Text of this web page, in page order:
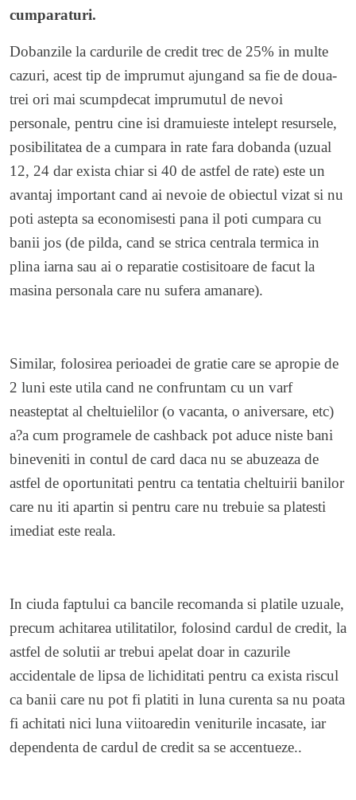
cumparaturi.
Dobanzile la cardurile de credit trec de 25% in multe
cazuri, acest tip de imprumut ajungand sa fie de doua-
trei ori mai scumpdecat imprumutul de nevoi
personale, pentru cine isi dramuieste intelept resursele,
posibilitatea de a cumpara in rate fara dobanda (uzual
12, 24 dar exista chiar si 40 de astfel de rate) este un
avantaj important cand ai nevoie de obiectul vizat si nu
poti astepta sa economisesti pana il poti cumpara cu
banii jos (de pilda, cand se strica centrala termica in
plina iarna sau ai o reparatie costisitoare de facut la
masina personala care nu sufera amanare).
Similar, folosirea perioadei de gratie care se apropie de
2 luni este utila cand ne confruntam cu un varf
neasteptat al cheltuielilor (o vacanta, o aniversare, etc)
a?a cum programele de cashback pot aduce niste bani
bineveniti in contul de card daca nu se abuzeaza de
astfel de oportunitati pentru ca tentatia cheltuirii banilor
care nu iti apartin si pentru care nu trebuie sa platesti
imediat este reala.
In ciuda faptului ca bancile recomanda si platile uzuale,
precum achitarea utilitatilor, folosind cardul de credit, la
astfel de solutii ar trebui apelat doar in cazurile
accidentale de lipsa de lichiditati pentru ca exista riscul
ca banii care nu pot fi platiti in luna curenta sa nu poata
fi achitati nici luna viitoaredin veniturile incasate, iar
dependenta de cardul de credit sa se accentueze..